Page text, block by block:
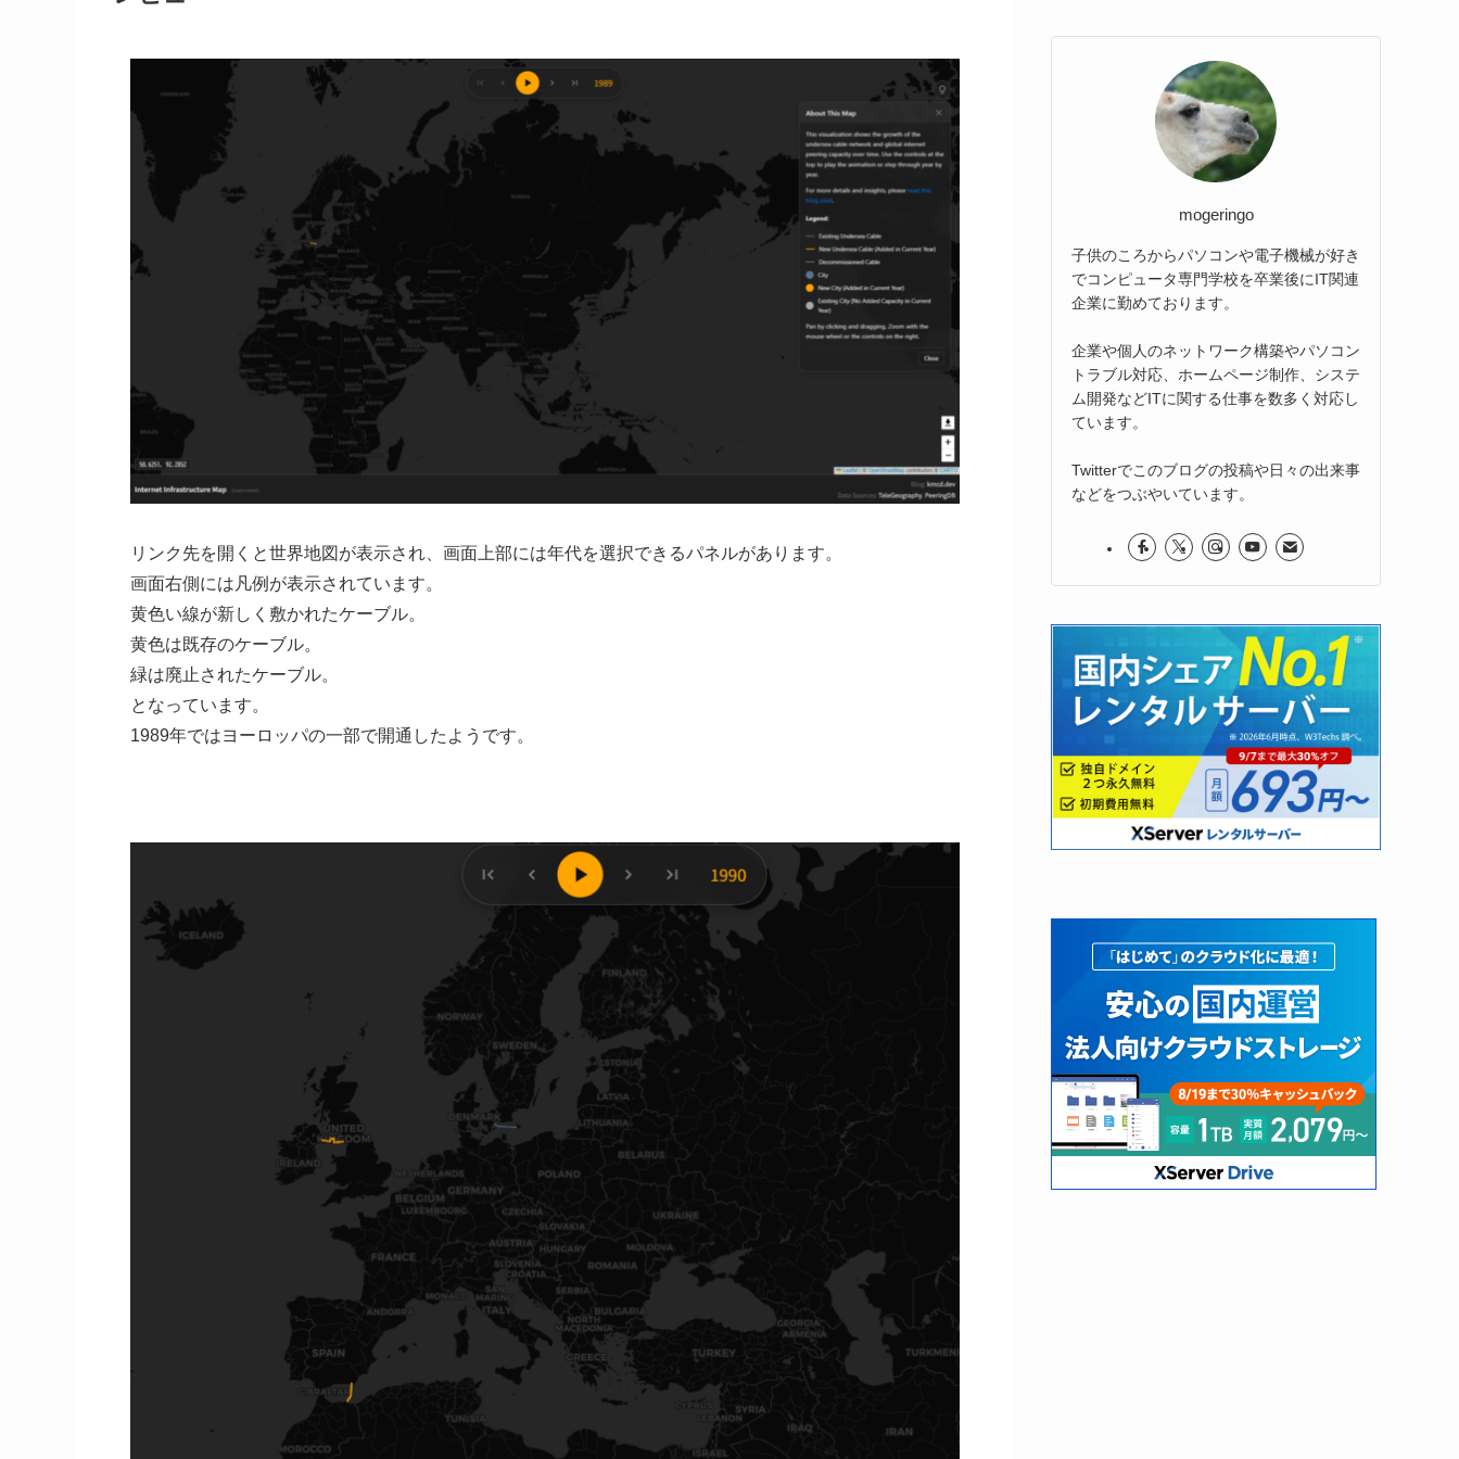
リンク先を開くと世界地図が表示され、画面上部には年代を選択できるパネルがあります。
画面右側には凡例が表示されています。
黄色い線が新しく敷かれたケーブル。
黄色は既存のケーブル。
緑は廃止されたケーブル。
となっています。
1989年ではヨーロッパの一部で開通したようです。
mogeringo
子供のころからパソコンや電子機械が好き
でコンピュータ専門学校を卒業後にIT関連
企業に勤めております。
企業や個人のネットワーク構築やパソコン
トラブル対応、ホームページ制作、システ
ム開発などITに関する仕事を数多く対応し
ています。
Twitterでこのブログの投稿や日々の出来事
などをつぶやいています。